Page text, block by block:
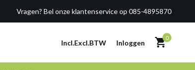
Vragen? Bel onze klantenservice op 085-4895870
Incl.Excl.BTW Inloggen
0